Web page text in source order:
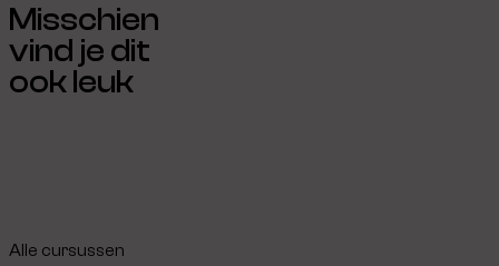
Misschien
vind je dit
ook leuk
Alle cursussen